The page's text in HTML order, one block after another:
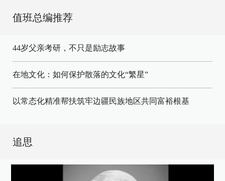
值班总编推荐
44岁父亲考研，不只是励志故事
在地文化：如何保护散落的文化“繁星”
以常态化精准帮扶筑牢边疆民族地区共同富裕根基
追思